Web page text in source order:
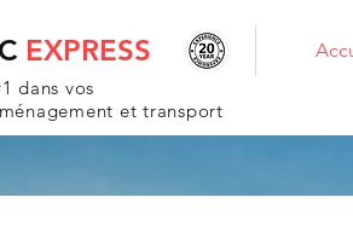
dans vos
et transport
EXPRESS